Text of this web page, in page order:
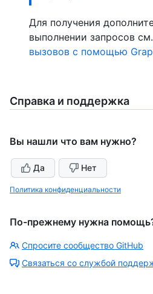
Для получения
выполнении запросов см.
вызовов с помощью
Справка и поддержка
Вы нашли что вам нужно?
Да Нет
Политика конфиденциальности
По-прежнему нужна
Спросите сообщество GitHub
Связаться со службой